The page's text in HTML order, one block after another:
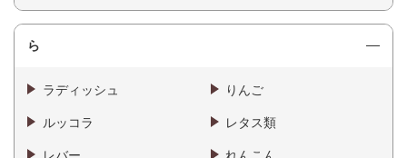
ら
ラディッシュ りんご
ルッコラ レタス類